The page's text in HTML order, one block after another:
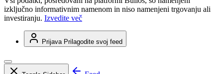
izključno informativnim namenom in niso namenjeni trgovanju ali
investiranju. Izvedite več
Prijava Prilagodite svoj feed